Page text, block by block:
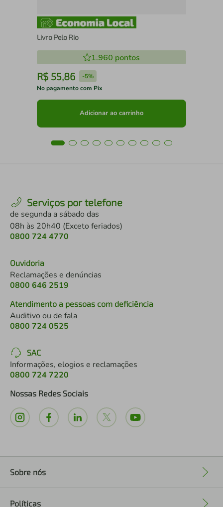
Livro Pelo Rio
1.960 pontos
R$ 55,86 -5%
No pagamento com Pix
Adicionar ao carrinho
Serviços por telefone
de segunda a sábado das
08h às 20h40 (Exceto feriados)
0800 724 4770
Ouvidoria
Reclamações e denúncias
0800 646 2519
Atendimento a pessoas com deficiência
Auditivo ou de fala
0800 724 0525
SAC
Informações, elogios e reclamações
0800 724 7220
Nossas Redes Sociais
Sobre nós
Políticas